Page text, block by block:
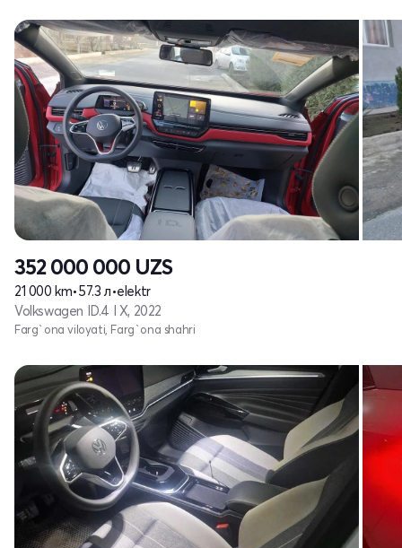
352 000 000 UZS
21 000 km•57.3 л•elektr
Volkswagen ID.4 I X, 2022
Farg`ona viloyati, Farg`ona shahri